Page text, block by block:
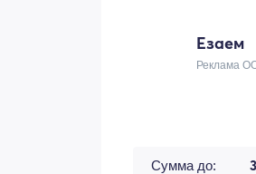
Езаем
Реклама
Сумма до: